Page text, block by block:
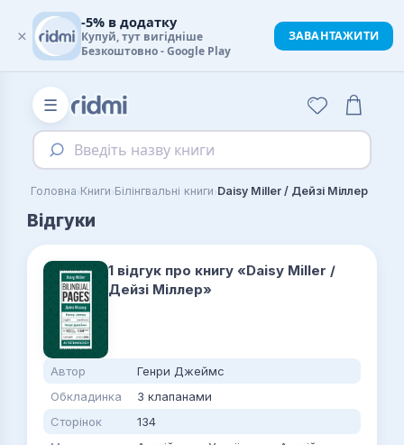
☰
Введіть назву книги
Головна›Книги›Білінгвальні книги›Daisy Miller / Дейзі Міллер
Відгуки
1 відгук про книгу «Daisy Miller /
Дейзі Міллер»
Автор
Генри Джеймс
Обкладинка
З клапанами
Сторінок
134
×
-5% в додатку
Купуй, тут вигідніше
Безкоштовно - Google Play
ЗАВАНТАЖИТИ